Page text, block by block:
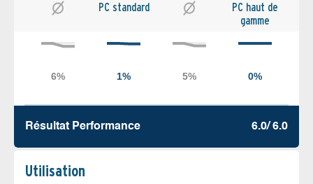
PC standard
PC haut de
gamme
Résultat Performance 6.0/ 6.0
Utilisation